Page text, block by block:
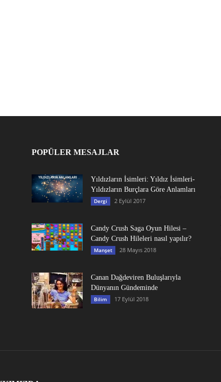
POPÜLER MESAJLAR
Yıldızların İsimleri: Yıldız İsimleri-
Yıldızların Burçlara Göre Anlamları
Dergi 2 Eylül 2017
Candy Crush Saga Oyun Hilesi –
Candy Crush Hileleri nasıl yapılır?
Manşet 28 Mayıs 2018
Canan Dağdeviren Buluşlarıyla
Dünyanın Gündeminde
Bilim 17 Eylül 2018